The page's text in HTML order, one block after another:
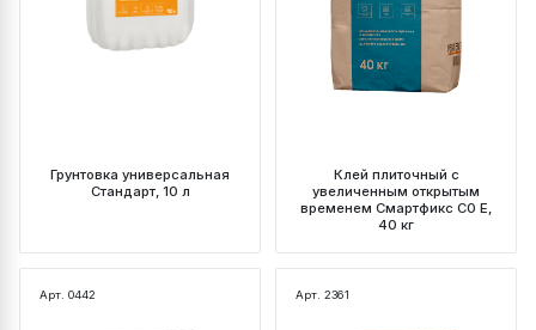
Грунтовка универсальная
Стандарт, 10 л
Клей плиточный с
увеличенным открытым
временем Смартфикс C0 E,
40 кг
Арт. 0442 Арт. 2361